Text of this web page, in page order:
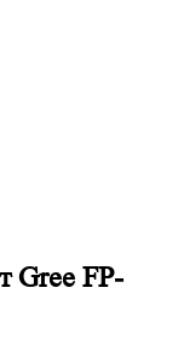
Gree FP-